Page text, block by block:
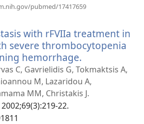
pubmed/17417659
視
窗）
with rFVIIa treatment in
severe thrombocytopenia
hemorrhage.
啟
新
視
C, Gavrielidis G, Tokmaktsis A,
M, Lazaridou A,
MM, Christakis J.
22.